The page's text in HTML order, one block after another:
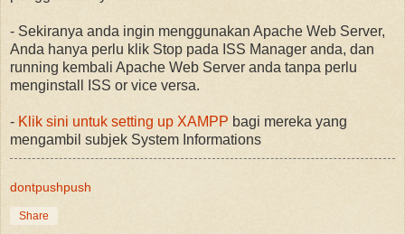
- Sekiranya anda ingin menggunakan Apache Web Server,
Anda hanya perlu klik Stop pada ISS Manager anda, dan
running kembali Apache Web Server anda tanpa perlu
menginstall ISS or vice versa.
- Klik sini untuk setting up XAMPP bagi mereka yang
mengambil subjek System Informations
dontpushpush
Share